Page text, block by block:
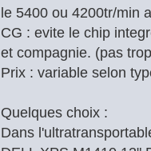
le 5400 ou 4200tr/min
CG : evite le chip
et compagnie. (pas
Prix : variable selon
Quelques choix :
Dans